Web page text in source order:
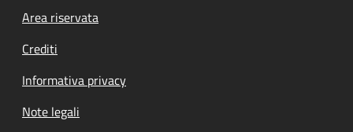
Footer menu
Area riservata
Crediti
Informativa privacy
Note legali